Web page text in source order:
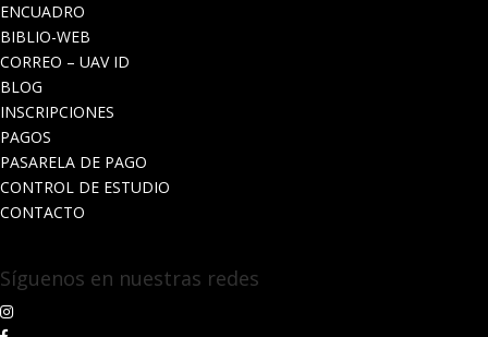
ENCUADRO
BIBLIO-WEB
CORREO – UAV ID
BLOG
INSCRIPCIONES
PAGOS
PASARELA DE PAGO
CONTROL DE ESTUDIO
CONTACTO
Síguenos en nuestras redes